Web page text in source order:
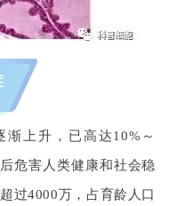
上升，已高达10%～
危害人类健康和社会稳
过4000万，占育龄人口